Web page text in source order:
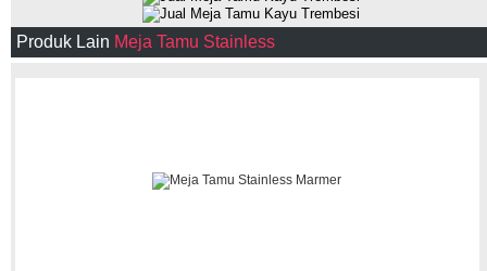
Produk Lain Meja Tamu Stainless